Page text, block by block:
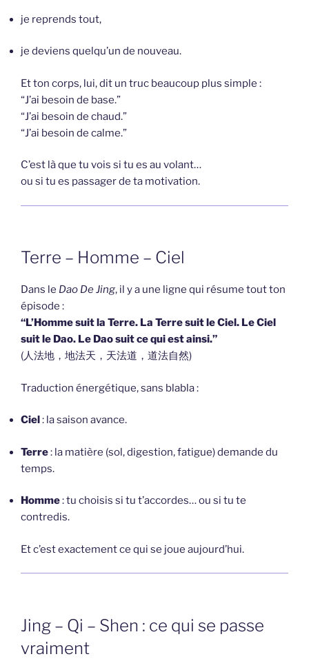
je reprends tout,
je deviens quelqu’un de nouveau.
Et ton corps, lui, dit un truc beaucoup plus simple :
“J’ai besoin de base.”
“J’ai besoin de chaud.”
“J’ai besoin de calme.”
C’est là que tu vois si tu es au volant…
ou si tu es passager de ta motivation.
Terre – Homme – Ciel
Dans le Dao De Jing, il y a une ligne qui résume tout ton
épisode :
“L’Homme suit la Terre. La Terre suit le Ciel. Le Ciel
suit le Dao. Le Dao suit ce qui est ainsi.”
(人法地，地法天，天法道，道法自然)
Traduction énergétique, sans blabla :
Ciel: la saison avance.
Terre: la matière (sol, digestion, fatigue) demande du
temps.
Homme: tu choisis si tu t’accordes… ou si tu te
contredis.
Et c’est exactement ce qui se joue aujourd’hui.
Jing – Qi – Shen : ce qui se passe
vraiment